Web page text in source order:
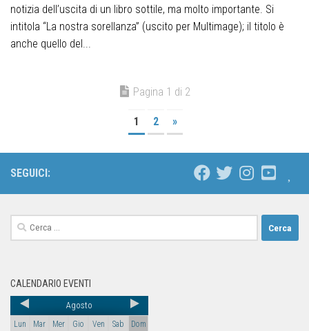
notizia dell’uscita di un libro sottile, ma molto importante. Si
intitola “La nostra sorellanza” (uscito per Multimage); il titolo è
anche quello del...
Pagina 1 di 2
1 2 »
SEGUICI:
CALENDARIO EVENTI
Agosto
Lun Mar Mer Gio Ven Sab
Dom